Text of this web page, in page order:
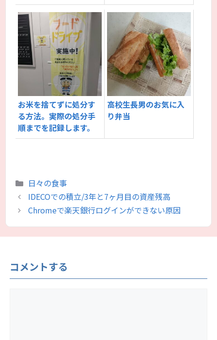
お米を捨てずに処分す
る方法。実際の処分手
順までを記録します。
高校生長男のお気に入
り弁当
カ
テ
ゴ
リ
ー
日々の食事
IDECOでの積立/3年と7ヶ月目の資産残高
Chromeで楽天銀行ログインができない原因
コメントする